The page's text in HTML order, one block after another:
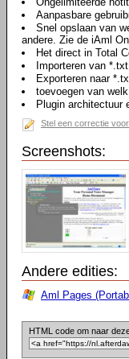
Aanpasbare
Snel opslaan van
andere. Zie de iAml
Het direct in Total
Importeren van
Exporteren naar
toevoegen van
Plugin architectuur
Stel een correctie voor
Screenshots:
Andere edities:
Aml Pages
HTML code om naar